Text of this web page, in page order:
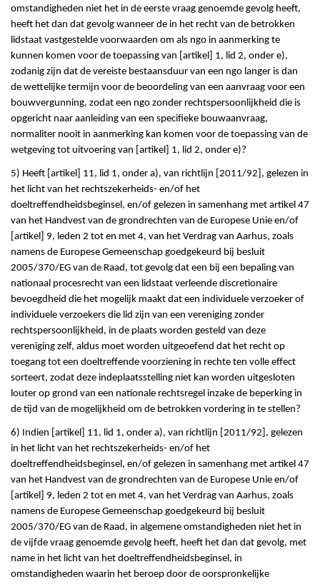
omstandigheden niet het in de eerste vraag genoemde gevolg heeft,
heeft het dan dat gevolg wanneer de in het recht van de betrokken
lidstaat vastgestelde voorwaarden om als ngo in aanmerking te
kunnen komen voor de toepassing van [artikel] 1, lid 2, onder e),
zodanig zijn dat de vereiste bestaansduur van een ngo langer is dan
de wettelijke termijn voor de beoordeling van een aanvraag voor een
bouwvergunning, zodat een ngo zonder rechtspersoonlijkheid die is
opgericht naar aanleiding van een specifieke bouwaanvraag,
normaliter nooit in aanmerking kan komen voor de toepassing van de
wetgeving tot uitvoering van [artikel] 1, lid 2, onder e)?
5) Heeft [artikel] 11, lid 1, onder a), van richtlijn [2011/92], gelezen in
het licht van het rechtszekerheids- en/of het
doeltreffendheidsbeginsel, en/of gelezen in samenhang met artikel 47
van het Handvest van de grondrechten van de Europese Unie en/of
[artikel] 9, leden 2 tot en met 4, van het Verdrag van Aarhus, zoals
namens de Europese Gemeenschap goedgekeurd bij besluit
2005/370/EG van de Raad, tot gevolg dat een bij een bepaling van
nationaal procesrecht van een lidstaat verleende discretionaire
bevoegdheid die het mogelijk maakt dat een individuele verzoeker of
individuele verzoekers die lid zijn van een vereniging zonder
rechtspersoonlijkheid, in de plaats worden gesteld van deze
vereniging zelf, aldus moet worden uitgeoefend dat het recht op
toegang tot een doeltreffende voorziening in rechte ten volle effect
sorteert, zodat deze indeplaatsstelling niet kan worden uitgesloten
louter op grond van een nationale rechtsregel inzake de beperking in
de tijd van de mogelijkheid om de betrokken vordering in te stellen?
6) Indien [artikel] 11, lid 1, onder a), van richtlijn [2011/92], gelezen
in het licht van het rechtszekerheids- en/of het
doeltreffendheidsbeginsel, en/of gelezen in samenhang met artikel 47
van het Handvest van de grondrechten van de Europese Unie en/of
[artikel] 9, leden 2 tot en met 4, van het Verdrag van Aarhus, zoals
namens de Europese Gemeenschap goedgekeurd bij besluit
2005/370/EG van de Raad, in algemene omstandigheden niet het in
de vijfde vraag genoemde gevolg heeft, heeft het dan dat gevolg, met
name in het licht van het doeltreffendheidsbeginsel, in
omstandigheden waarin het beroep door de oorspronkelijke